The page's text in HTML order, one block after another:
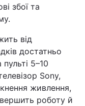
збої та
від
достатньо
5–10
Sony,
живлення,
роботу й